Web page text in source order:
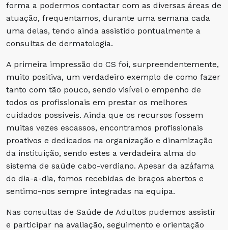
forma a podermos contactar com as diversas áreas de
atuação, frequentamos, durante uma semana cada
uma delas, tendo ainda assistido pontualmente a
consultas de dermatologia.
A primeira impressão do CS foi, surpreendentemente,
muito positiva, um verdadeiro exemplo de como fazer
tanto com tão pouco, sendo visível o empenho de
todos os profissionais em prestar os melhores
cuidados possíveis. Ainda que os recursos fossem
muitas vezes escassos, encontramos profissionais
proativos e dedicados na organização e dinamização
da instituição, sendo estes a verdadeira alma do
sistema de saúde cabo-verdiano. Apesar da azáfama
do dia-a-dia, fomos recebidas de braços abertos e
sentimo-nos sempre integradas na equipa.
Nas consultas de Saúde de Adultos pudemos assistir
e participar na avaliação, seguimento e orientação